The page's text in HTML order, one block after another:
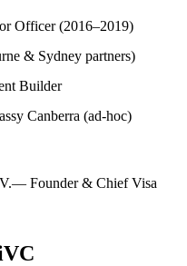
Officer (2016–2019)
& Sydney partners)
Builder
Canberra (ad-hoc)
— Founder & Chief Visa